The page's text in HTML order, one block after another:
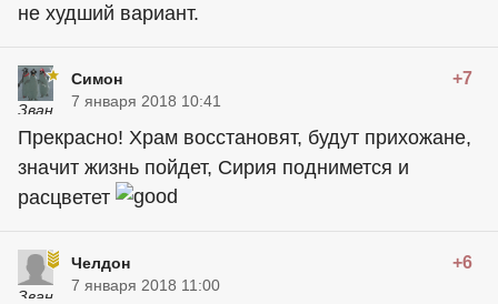
не худший вариант.
Симон +7
7 января 2018 10:41
Прекрасно! Храм восстановят, будут прихожане,
значит жизнь пойдет, Сирия поднимется и
расцветет
Челдон +6
7 января 2018 11:00